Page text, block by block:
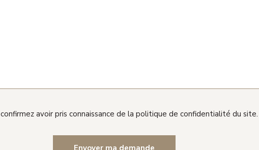
avoir pris connaissance de la politique de confidentialité du site.